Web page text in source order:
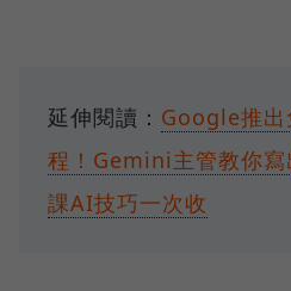
延伸閱讀： Google推出
程！Gemini主管教你寫
課AI技巧一次收